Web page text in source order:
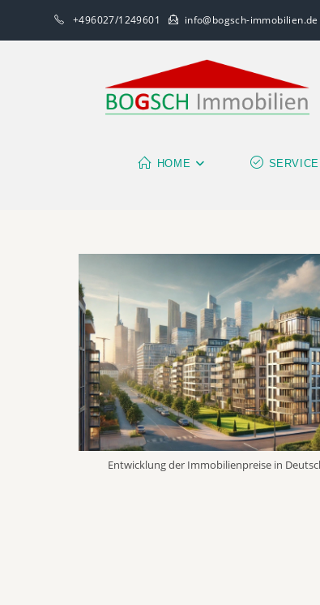
+496027/1249601 info@bogsch-
HOME SERVICE
Entwicklung der Immobilienpreise in